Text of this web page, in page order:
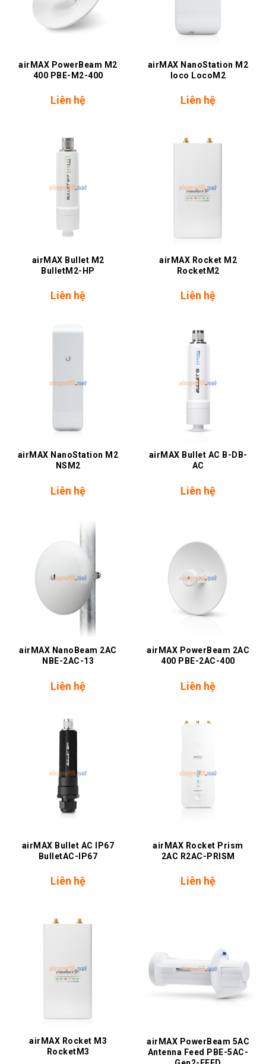
airMAX PowerBeam M2
400 PBE-M2-400
Liên hệ
airMAX NanoStation M2
loco LocoM2
Liên hệ
airMAX Bullet M2
BulletM2-HP
Liên hệ
airMAX Rocket M2
RocketM2
Liên hệ
airMAX NanoStation M2
NSM2
Liên hệ
airMAX Bullet AC B-DB-
AC
Liên hệ
airMAX NanoBeam 2AC
NBE-2AC-13
Liên hệ
airMAX PowerBeam 2AC
400 PBE-2AC-400
Liên hệ
airMAX Bullet AC IP67
BulletAC-IP67
Liên hệ
airMAX Rocket Prism
2AC R2AC-PRISM
Liên hệ
airMAX Rocket M3
RocketM3
airMAX PowerBeam 5AC
Antenna Feed PBE-5AC-